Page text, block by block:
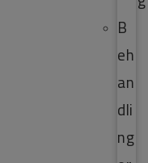
B
eh
an
dli
ng